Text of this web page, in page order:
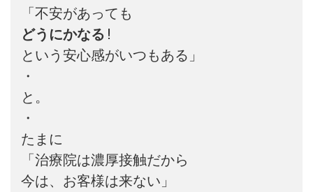
どうにかなる !
という安心感がいつもある」
・
と。
・
たまに
「治療院は濃厚接触だから
今は、お客様は来ない」